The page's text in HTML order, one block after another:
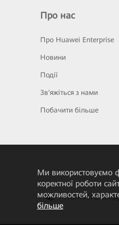
Про нас
Про Huawei Enterprise
Новини
Події
Зв'яжіться з нами
Побачити більше
HUAWEI eKit
Ми використовуємо
коректної роботи
можливостей,
більше